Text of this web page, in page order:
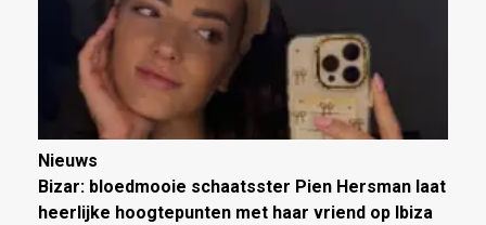
Nieuws
Bizar: bloedmooie schaatsster Pien Hersman laat
heerlijke hoogtepunten met haar vriend op Ibiza